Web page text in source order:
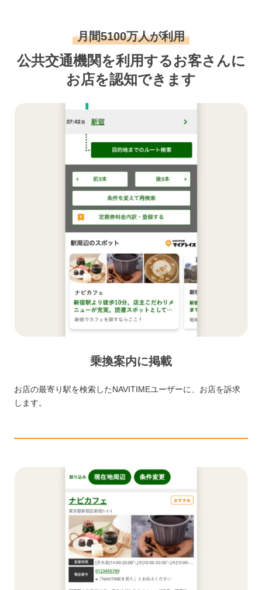
月間5100万人が利用
公共交通機関を利用するお客さんに
お店を認知できます
乗換案内に掲載
お店の最寄り駅を検索したNAVITIMEユーザーに、お店を訴求
します。